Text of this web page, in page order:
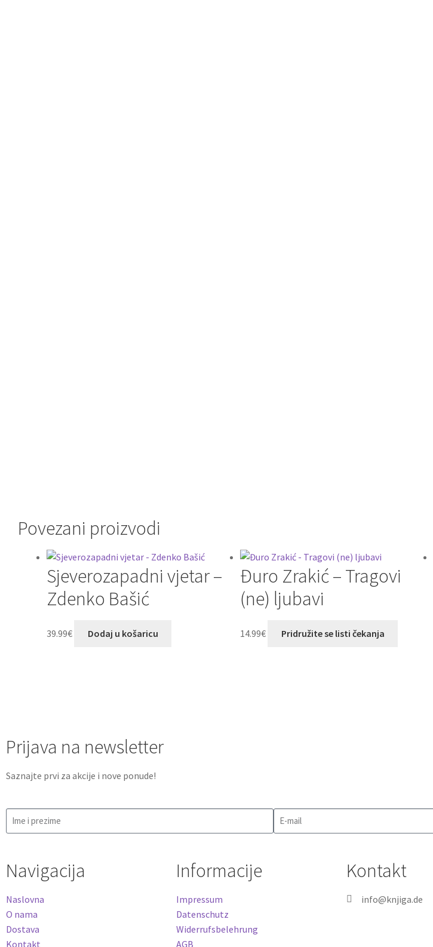
Povezani proizvodi
Sjeverozapadni vjetar –
Zdenko Bašić
39.99€ Dodaj u košaricu
Đuro Zrakić – Tragovi
(ne) ljubavi
14.99€ Pridružite se listi čekanja
Prijava na newsletter
Saznajte prvi za akcije i nove ponude!
Navigacija
Naslovna
O nama
Dostava
Kontakt
Informacije
Impressum
Datenschutz
Widerrufsbelehrung
AGB
Kontakt
info@knjiga.de